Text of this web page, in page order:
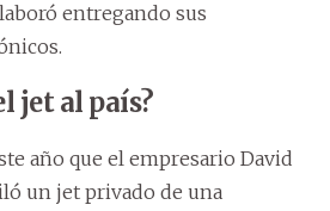
entregando sus
jet al país?
año que el empresario David
un jet privado de una